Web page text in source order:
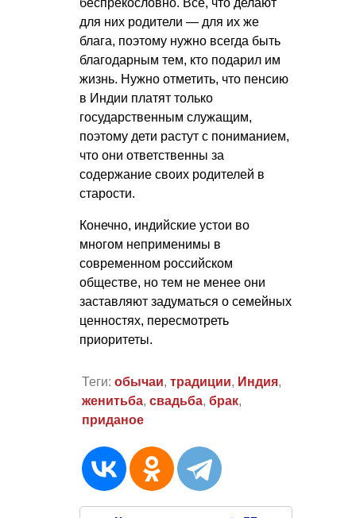
для них родители — для их же
блага, поэтому нужно всегда быть
благодарным тем, кто подарил им
жизнь. Нужно отметить, что пенсию
в Индии платят только
государственным служащим,
поэтому дети растут с пониманием,
что они ответственны за
содержание своих родителей в
старости.
Конечно, индийские устои во
многом неприменимы в
современном российском
обществе, но тем не менее они
заставляют задуматься о семейных
ценностях, пересмотреть
приоритеты.
Теги: обычаи, традиции, Индия,
женитьба, свадьба, брак,
приданое